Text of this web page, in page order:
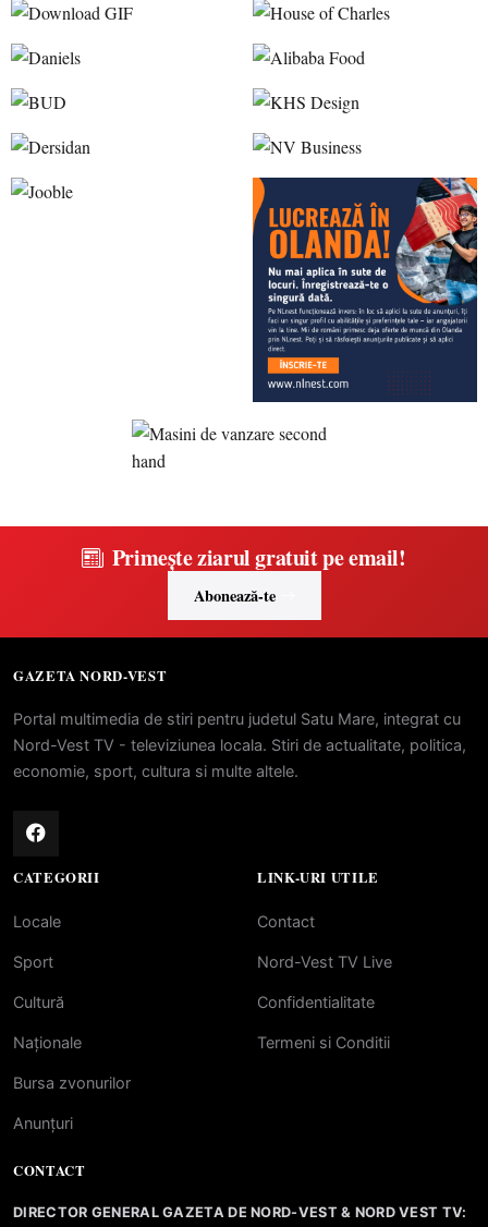
Primește ziarul gratuit pe email!
Abonează-te
GAZETA NORD-VEST
Portal multimedia de stiri pentru judetul Satu Mare, integrat cu
Nord-Vest TV - televiziunea locala. Stiri de actualitate, politica,
economie, sport, cultura si multe altele.
CATEGORII
Locale
Sport
Cultură
Naționale
Bursa zvonurilor
Anunțuri
LINK-URI UTILE
Contact
Nord-Vest TV Live
Confidentialitate
Termeni si Conditii
CONTACT
DIRECTOR GENERAL GAZETA DE NORD-VEST & NORD VEST TV: